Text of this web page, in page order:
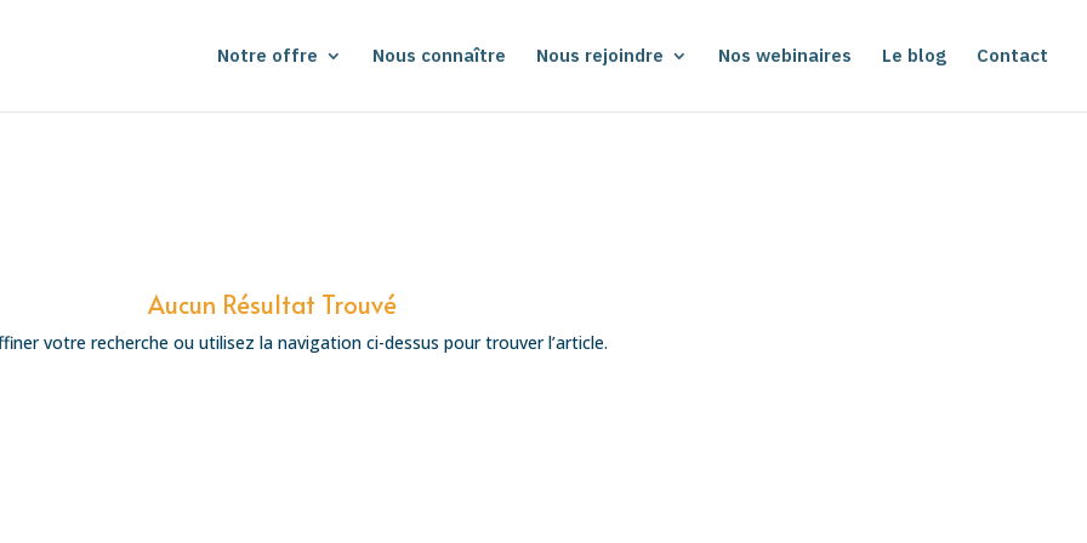
Notre offre Nous connaître Nous rejoindre Nos webinaires Le blog Contact
Aucun Résultat Trouvé
votre recherche ou utilisez la navigation ci-dessus pour trouver l’article.